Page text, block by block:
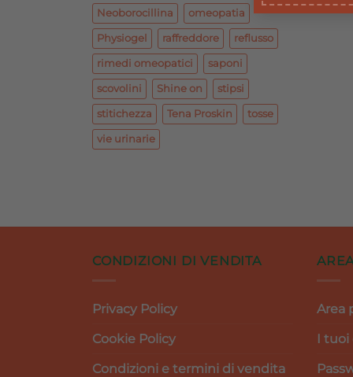
Neoborocillina omeopatia
Physiogel raffreddore reflusso
rimedi omeopatici saponi
scovolini Shine on stipsi
stitichezza Tena Proskin tosse
vie urinarie
CONDIZIONI DI VENDITA
Privacy Policy
Cookie Policy
Condizioni e termini di vendita
Area
I tuoi